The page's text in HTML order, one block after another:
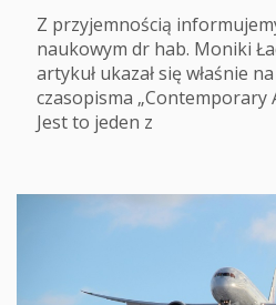
Z przyjemnością
naukowym dr hab. Moniki
artykuł ukazał się właśnie
czasopisma „Contemporary
Jest to jeden z